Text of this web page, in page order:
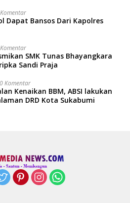
Dapat Bansos Dari Kapolres
SMK Tunas Bhayangkara
Sandi Praja
0 Komentar
Kenaikan BBM, ABSI lakukan
DRD Kota Sukabumi